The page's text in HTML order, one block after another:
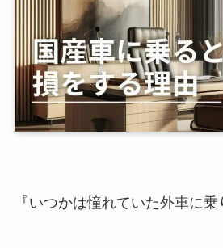
『いつかは憧れていた外車に